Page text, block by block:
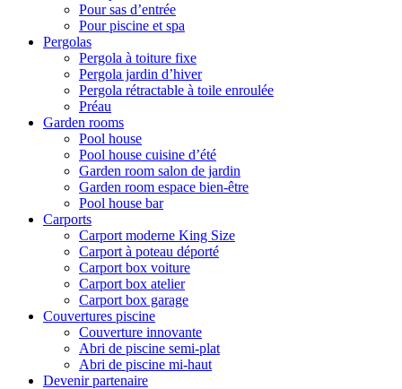
Pour sas d’entrée
Pour piscine et spa
Pergolas
Pergola à toiture fixe
Pergola jardin d’hiver
Pergola rétractable à toile enroulée
Préau
Garden rooms
Pool house
Pool house cuisine d’été
Garden room salon de jardin
Garden room espace bien-être
Pool house bar
Carports
Carport moderne King Size
Carport à poteau déporté
Carport box voiture
Carport box atelier
Carport box garage
Couvertures piscine
Couverture innovante
Abri de piscine semi-plat
Abri de piscine mi-haut
Devenir partenaire